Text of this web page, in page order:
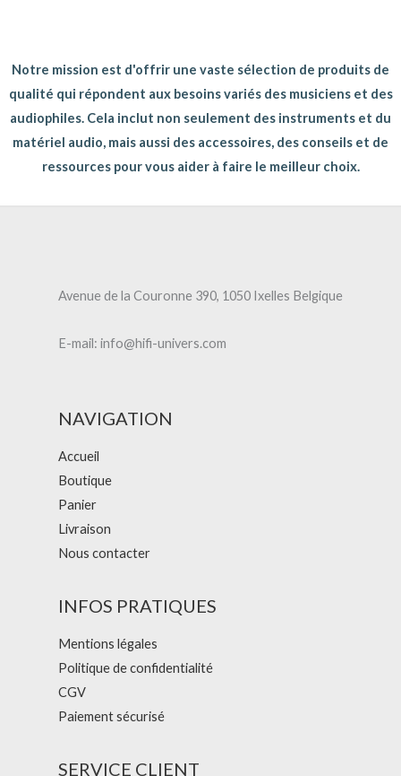
Notre mission est d'offrir une vaste sélection de produits de
qualité qui répondent aux besoins variés des musiciens et des
audiophiles. Cela inclut non seulement des instruments et du
matériel audio, mais aussi des accessoires, des conseils et de
ressources pour vous aider à faire le meilleur choix.
Avenue de la Couronne 390, 1050 Ixelles Belgique
E-mail: info@hifi-univers.com
NAVIGATION
Accueil
Boutique
Panier
Livraison
Nous contacter
INFOS PRATIQUES
Mentions légales
Politique de confidentialité
CGV
Paiement sécurisé
SERVICE CLIENT